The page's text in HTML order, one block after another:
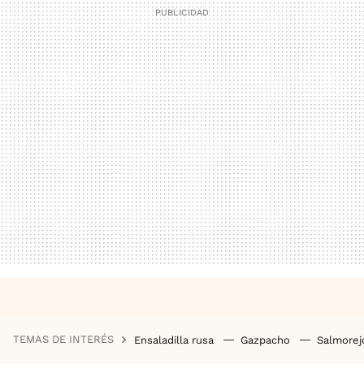
TEMAS DE INTERÉS Ensaladilla rusa Gazpacho